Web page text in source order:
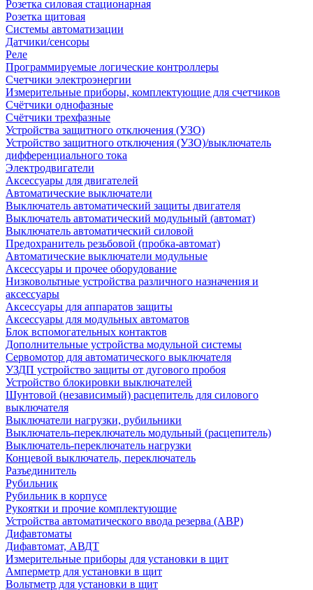
Розетка силовая стационарная
Розетка щитовая
Системы автоматизации
Датчики/сенсоры
Реле
Программируемые логические контроллеры
Счетчики электроэнергии
Измерительные приборы, комплектующие для счетчиков
Счётчики однофазные
Счётчики трехфазные
Устройства защитного отключения (УЗО)
Устройство защитного отключения (УЗО)/выключатель
дифференциального тока
Электродвигатели
Аксессуары для двигателей
Автоматические выключатели
Выключатель автоматический защиты двигателя
Выключатель автоматический модульный (автомат)
Выключатель автоматический силовой
Предохранитель резьбовой (пробка-автомат)
Автоматические выключатели модульные
Аксессуары и прочее оборудование
Низковольтные устройства различного назначения и
аксессуары
Аксессуары для аппаратов защиты
Аксессуары для модульных автоматов
Блок вспомогательных контактов
Дополнительные устройства модульной системы
Сервомотор для автоматического выключателя
УЗДП устройство защиты от дугового пробоя
Устройство блокировки выключателей
Шунтовой (независимый) расцепитель для силового
выключателя
Выключатели нагрузки, рубильники
Выключатель-переключатель модульный (расцепитель)
Выключатель-переключатель нагрузки
Концевой выключатель, переключатель
Разъединитель
Рубильник
Рубильник в корпусе
Рукоятки и прочие комплектующие
Устройства автоматического ввода резерва (АВР)
Дифавтоматы
Дифавтомат, АВДТ
Измерительные приборы для установки в щит
Амперметр для установки в щит
Вольтметр для установки в щит